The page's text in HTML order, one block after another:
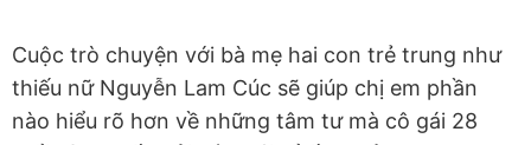
Cuộc trò chuyện với bà mẹ hai con trẻ trung như
thiếu nữ Nguyễn Lam Cúc sẽ giúp chị em phần
nào hiểu rõ hơn về những tâm tư mà cô gái 28